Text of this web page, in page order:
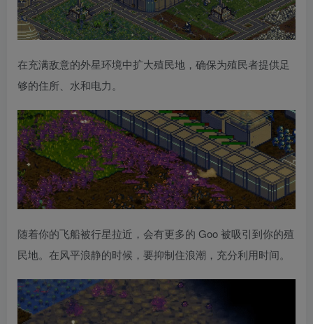
在充满敌意的外星环境中扩大殖民地，确保为殖民者提供足
够的住所、水和电力。
随着你的飞船被行星拉近，会有更多的 Goo 被吸引到你的殖
民地。在风平浪静的时候，要抑制住浪潮，充分利用时间。